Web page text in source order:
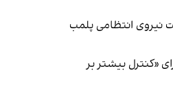
جشنی در ۱۸ مهر و انتشار ویدیوهای آن، به‌دست نیروی انتظامی پلمب
«کنترل بیشتر بر